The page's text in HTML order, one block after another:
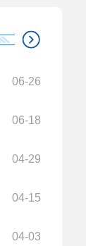
06-26
06-18
04-29
04-15
04-03